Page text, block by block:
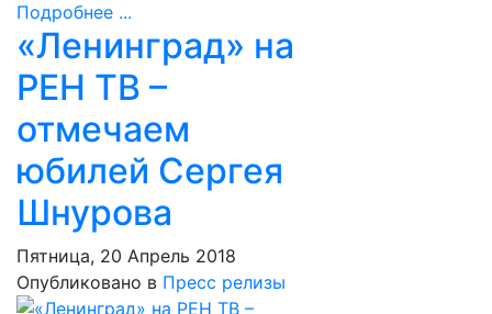
Подробнее ...
«Ленинград» на
РЕН ТВ –
отмечаем
юбилей Сергея
Шнурова
Пятница, 20 Апрель 2018
Опубликовано в Пресс релизы